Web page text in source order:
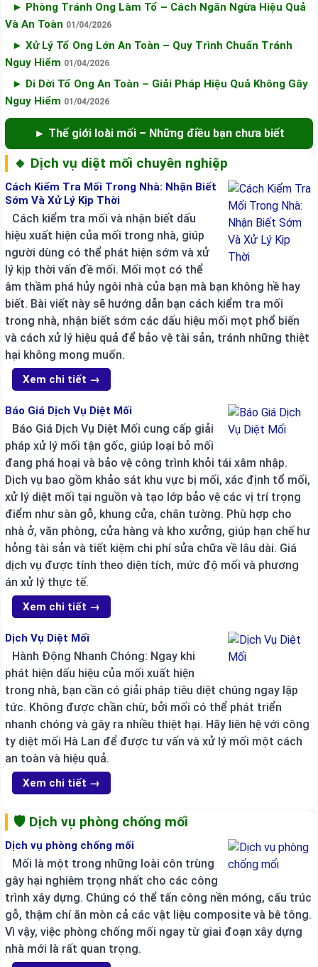
► Phòng Tránh Ong Làm Tổ – Cách Ngăn Ngừa Hiệu Quả
Và An Toàn 01/04/2026
► Xử Lý Tổ Ong Lớn An Toàn – Quy Trình Chuẩn Tránh
Nguy Hiểm 01/04/2026
► Di Dời Tổ Ong An Toàn – Giải Pháp Hiệu Quả Không Gây
Nguy Hiểm 01/04/2026
► Thế giới loài mối – Những điều bạn chưa biết
🔸 Dịch vụ diệt mối chuyên nghiệp
Cách Kiểm Tra Mối Trong Nhà: Nhận Biết
Sớm Và Xử Lý Kịp Thời
Cách kiểm tra mối và nhận biết dấu
hiệu xuất hiện của mối trong nhà, giúp
người dùng có thể phát hiện sớm và xử
lý kịp thời vấn đề mối. Mối mọt có thể
âm thầm phá hủy ngôi nhà của bạn mà bạn không hề hay
biết. Bài viết này sẽ hướng dẫn bạn cách kiểm tra mối
trong nhà, nhận biết sớm các dấu hiệu mối mọt phổ biến
và cách xử lý hiệu quả để bảo vệ tài sản, tránh những thiệt
hại không mong muốn.
Xem chi tiết →
Báo Giá Dịch Vụ Diệt Mối
Báo Giá Dịch Vụ Diệt Mối cung cấp giải
pháp xử lý mối tận gốc, giúp loại bỏ mối
đang phá hoại và bảo vệ công trình khỏi tái xâm nhập.
Dịch vụ bao gồm khảo sát khu vực bị mối, xác định tổ mối,
xử lý diệt mối tại nguồn và tạo lớp bảo vệ các vị trí trọng
điểm như sàn gỗ, khung cửa, chân tường. Phù hợp cho
nhà ở, văn phòng, cửa hàng và kho xưởng, giúp hạn chế hư
hỏng tài sản và tiết kiệm chi phí sửa chữa về lâu dài. Giá
dịch vụ được tính theo diện tích, mức độ mối và phương
án xử lý thực tế.
Xem chi tiết →
Dịch Vụ Diệt Mối
Hành Động Nhanh Chóng: Ngay khi
phát hiện dấu hiệu của mối xuất hiện
trong nhà, bạn cần có giải pháp tiêu diệt chúng ngay lập
tức. Không được chần chừ, bởi mối có thể phát triển
nhanh chóng và gây ra nhiều thiệt hại. Hãy liên hệ với công
ty diệt mối Hà Lan để được tư vấn và xử lý mối một cách
an toàn và hiệu quả.
Xem chi tiết →
🛡️ Dịch vụ phòng chống mối
Dịch vụ phòng chống mối
Mối là một trong những loài côn trùng
gây hại nghiêm trọng nhất cho các công
trình xây dựng. Chúng có thể tấn công nền móng, cấu trúc
gỗ, thậm chí ăn mòn cả các vật liệu composite và bê tông.
Vì vậy, việc phòng chống mối ngay từ giai đoạn xây dựng
nhà mới là rất quan trọng.